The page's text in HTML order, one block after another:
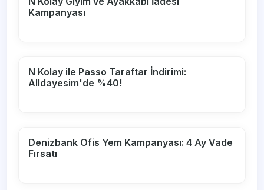
Kampanyası
N Kolay ile Passo Taraftar İndirimi:
Alldayesim'de %40!
Denizbank Ofis Yem Kampanyası: 4 Ay Vade
Fırsatı